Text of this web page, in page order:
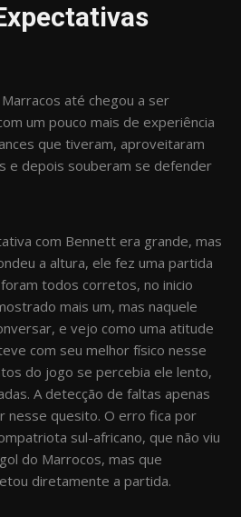
até chegou a ser
um pouco mais de experiência
que tiveram, aproveitaram
e depois souberam se defender
com Bennett era grande, mas
a altura, ele fez uma partida
todos corretos, no inicio
mais um, mas naquele
e vejo como uma atitude
com seu melhor físico nesse
do jogo se percebia ele lento,
A detecção de faltas apenas
nesse quesito. O erro fica por
sul-africano, que não viu
do Marrocos, mas que
diretamente a partida.